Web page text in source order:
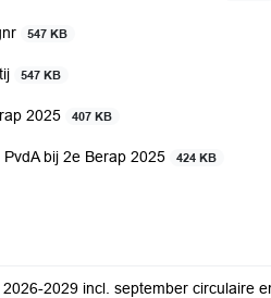
547 KB
547 KB
2025 407 KB
bij 2e Berap 2025 424 KB
circulaire en financiële doorwerking voorstel